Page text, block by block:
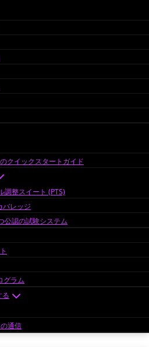
クイックスタートガイド
調整スイート (PTS)
バレッジ
公認の試験システム
グラム
る
通信